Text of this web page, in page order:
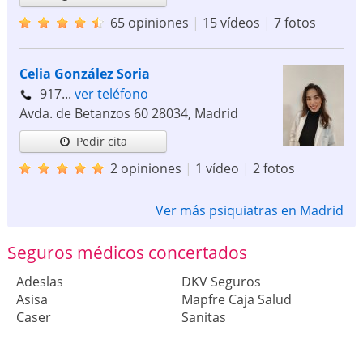
65 opiniones | 15 vídeos | 7 fotos
Celia González Soria
917... ver teléfono
Avda. de Betanzos 6028034, Madrid
Pedir cita
2 opiniones | 1 vídeo | 2 fotos
Ver más psiquiatras en Madrid
Seguros médicos concertados
Adeslas
Asisa
Caser
DKV Seguros
Mapfre Caja Salud
Sanitas